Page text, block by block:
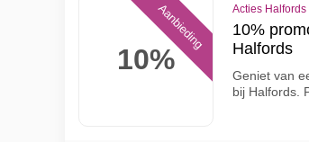
10%
Aanbieding Acties Halfords
10%
Halfords
Geniet van
bij Halfords.